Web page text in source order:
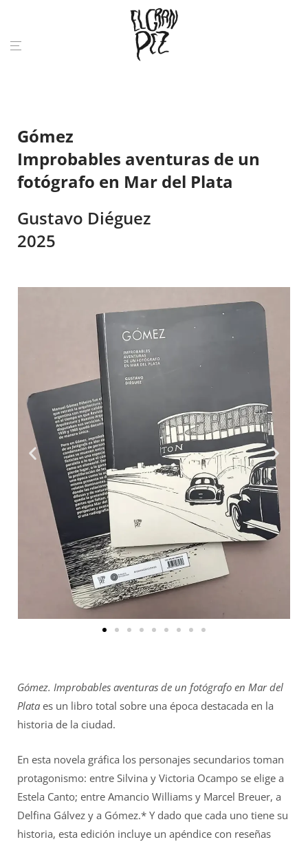
Gómez
Improbables aventuras de un
fotógrafo en Mar del Plata
Gustavo Diéguez
2025
Gómez. Improbables aventuras de un fotógrafo en Mar del
Plata es un libro total sobre una época destacada en la
historia de la ciudad.
En esta novela gráfica los personajes secundarios toman
protagonismo: entre Silvina y Victoria Ocampo se elige a
Estela Canto; entre Amancio Williams y Marcel Breuer, a
Delfina Gálvez y a Gómez.* Y dado que cada uno tiene su
historia, esta edición incluye un apéndice con reseñas